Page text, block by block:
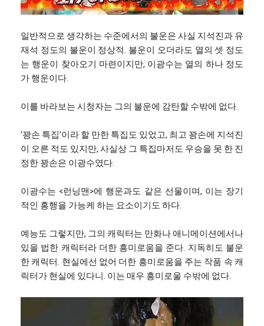
일반적으로 생각하는 수준에서의 불운은 사실 지석진과 유
재석 정도의 불운이 정상적. 불운이 오더라도 열의 셋 정도
는 행운이 찾아오기 마련이지만, 이광수는 열의 하나 정도
가 행운이다.
이를 바라보는 시청자는 그의 불운에 감탄할 수밖에 없다.
‘꽝손 특집’이라 할 만한 특집도 있었고, 최고 꽝손에 지석진
이 오른 적도 있지만, 사실상 그 특집마저도 우승을 못 한 진
정한 꽝손은 이광수였다.
이광수는 <런닝맨>에 행운과도 같은 선물이며, 이는 장기
적인 흥행을 가능케 하는 요소이기도 하다.
예능도 그렇지만, 그의 캐릭터는 만화나 애니메이션에서나
있을 법한 캐릭터라 더한 흥미로움을 준다. 지독히도 불운
한 캐릭터. 현실에선 없어 더한 흥미로움을 주는 작품 속 캐
릭터가 현실에 있다니. 이는 매우 흥미로울 수밖에 없다.